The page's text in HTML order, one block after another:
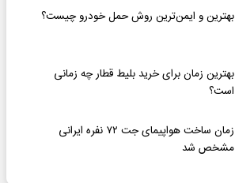
بهترین و ایمن‌ترین روش حمل خودرو چیست؟
بهترین زمان برای خرید بلیط قطار چه زمانی
است؟
زمان ساخت هواپیمای جت ۷۲ نفره ایرانی
مشخص شد